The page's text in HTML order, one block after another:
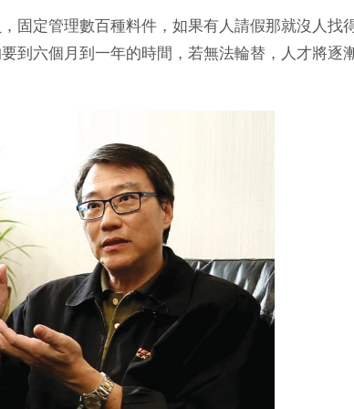
固定管理數百種料件，如果有人請假那就沒人找
到六個月到一年的時間，若無法輪替，人才將逐